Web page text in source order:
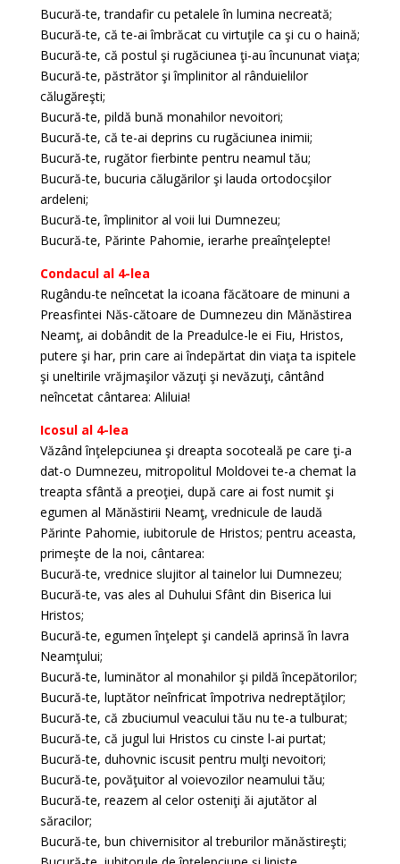
Bucură-te, trandafir cu petalele în lumina necreată;
Bucură-te, că te-ai îmbrăcat cu virtuţile ca şi cu o haină;
Bucură-te, că postul şi rugăciunea ţi-au încununat viaţa;
Bucură-te, păstrător şi împlinitor al rânduielilor
călugăreşti;
Bucură-te, pildă bună monahilor nevoitori;
Bucură-te, că te-ai deprins cu rugăciunea inimii;
Bucură-te, rugător fierbinte pentru neamul tău;
Bucură-te, bucuria călugărilor şi lauda ortodocşilor
ardeleni;
Bucură-te, împlinitor al voii lui Dumnezeu;
Bucură-te, Părinte Pahomie, ierarhe preaînţelepte!
Condacul al 4-lea
Rugându-te neîncetat la icoana făcătoare de minuni a
Preasfintei Năs-cătoare de Dumnezeu din Mănăstirea
Neamţ, ai dobândit de la Preadulce-le ei Fiu, Hristos,
putere şi har, prin care ai îndepărtat din viaţa ta ispitele
şi uneltirile vrăjmaşilor văzuţi şi nevăzuţi, cântând
neîncetat cântarea: Aliluia!
Icosul al 4-lea
Văzând înţelepciunea şi dreapta socoteală pe care ţi-a
dat-o Dumnezeu, mitropolitul Moldovei te-a chemat la
treapta sfântă a preoţiei, după care ai fost numit şi
egumen al Mănăstirii Neamţ, vrednicule de laudă
Părinte Pahomie, iubitorule de Hristos; pentru aceasta,
primeşte de la noi, cântarea:
Bucură-te, vrednice slujitor al tainelor lui Dumnezeu;
Bucură-te, vas ales al Duhului Sfânt din Biserica lui
Hristos;
Bucură-te, egumen înţelept şi candelă aprinsă în lavra
Neamţului;
Bucură-te, luminător al monahilor şi pildă începătorilor;
Bucură-te, luptător neînfricat împotriva nedreptăţilor;
Bucură-te, că zbuciumul veacului tău nu te-a tulburat;
Bucură-te, că jugul lui Hristos cu cinste l-ai purtat;
Bucură-te, duhovnic iscusit pentru mulţi nevoitori;
Bucură-te, povăţuitor al voievozilor neamului tău;
Bucură-te, reazem al celor osteniţi ăi ajutător al
săracilor;
Bucură-te, bun chivernisitor al treburilor mănăstireşti;